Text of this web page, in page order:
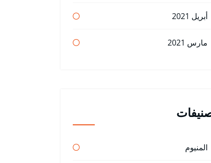
أبريل 2021
مارس 2021
المنيوم